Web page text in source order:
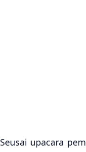
Seusai upacara